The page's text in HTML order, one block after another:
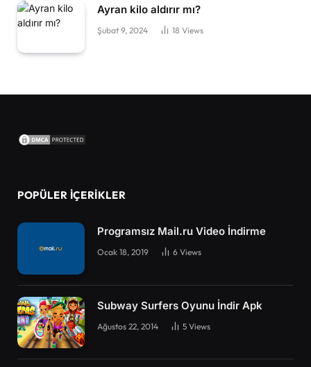
Ayran kilo aldırır mı?
Şubat 9, 2024 18 Views
POPÜLER İÇERIKLER
Programsız Mail.ru Video İndirme
Ocak 18, 2019 6 Views
Subway Surfers Oyunu İndir Apk
Ağustos 22, 2014 5 Views